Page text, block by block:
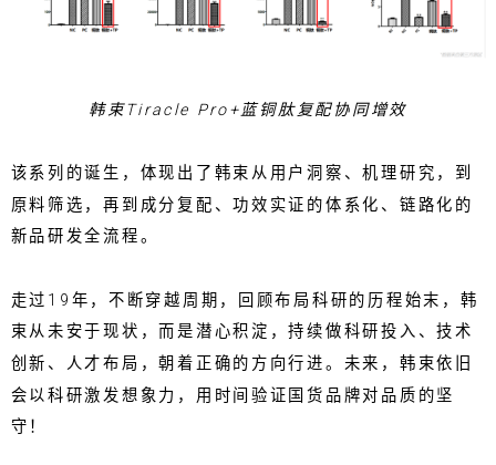
韩束Tiracle Pro+蓝铜肽复配协同增效
该系列的诞生，体现出了韩束从用户洞察、机理研究，到
原料筛选，再到成分复配、功效实证的体系化、链路化的
新品研发全流程。
走过19年，不断穿越周期，回顾布局科研的历程始末，韩
束从未安于现状，而是潜心积淀，持续做科研投入、技术
创新、人才布局，朝着正确的方向行进。未来，韩束依旧
会以科研激发想象力，用时间验证国货品牌对品质的坚
守！